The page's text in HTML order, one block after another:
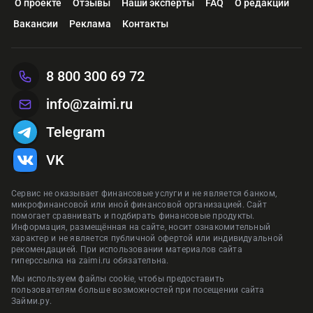
Реклама АО «ТБанк»
сайте zaimi.ru. Обновлено: 28 июня 2026
Одобрение
Высокое
Оформить
Одобрение
сайте zaimi.ru. Обновлено: 16 марта 2026
Реклама Банк ГПБ (АО)
сайте zaimi.ru. Обновлено: 28 июня 2026
Предложения сформированы на основании отзывов и рейтинга на
О проекте Отзывы Наши эксперты FAQ
О редакции
Вакансии
Реклама Контакты
Сервис не оказывает финансовые услуги и не является банком,
микрофинансовой или иной финансовой организацией. Сайт
помогает сравнивать и подбирать финансовые продукты.
Информация, размещённая на сайте, носит ознакомительный
характер и не является публичной офертой или индивидуальной
рекомендацией. При использовании материалов сайта
гиперссылка на zaimi.ru обязательна.
Мы используем файлы cookie, чтобы предоставить
пользователям больше возможностей при посещении сайта
Займи.ру.
8 800 300 69 72
info@zaimi.ru
Telegram
VK